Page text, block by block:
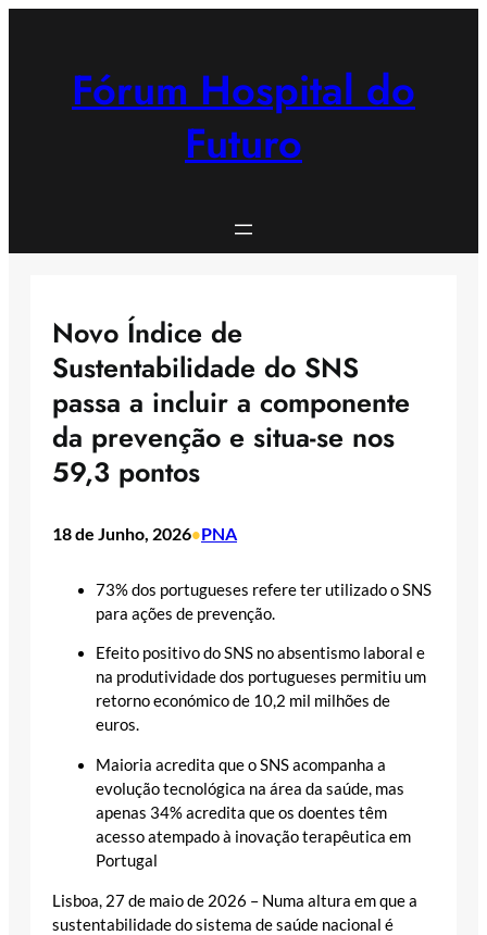
Fórum Hospital do
Futuro
Novo Índice de
Sustentabilidade do SNS
passa a incluir a componente
da prevenção e situa-se nos
59,3 pontos
18 de Junho, 2026•PNA
73% dos portugueses refere ter utilizado o SNS
para ações de prevenção.
Efeito positivo do SNS no absentismo laboral e
na produtividade dos portugueses permitiu um
retorno económico de 10,2 mil milhões de
euros.
Maioria acredita que o SNS acompanha a
evolução tecnológica na área da saúde, mas
apenas 34% acredita que os doentes têm
acesso atempado à inovação terapêutica em
Portugal
Lisboa, 27 de maio de 2026 – Numa altura em que a
sustentabilidade do sistema de saúde nacional é